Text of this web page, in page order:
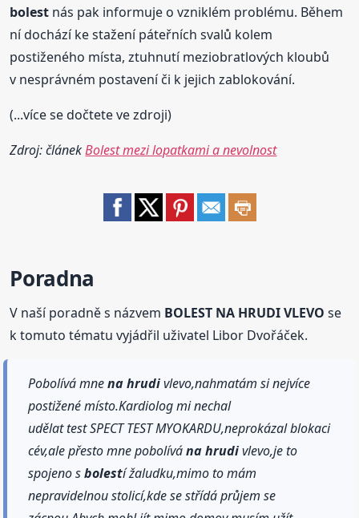
bolest nás pak informuje o vzniklém problému. Během
ní dochází ke stažení páteřních svalů kolem
postiženého místa, ztuhnutí meziobratlových kloubů
v nesprávném postavení či k jejich zablokování.
(...více se dočtete ve zdroji)
Zdroj: článekBolest mezi lopatkami a nevolnost
Poradna
V naší poradně s názvem BOLEST NA HRUDI VLEVO se
k tomuto tématu vyjádřil uživatel Libor Dvořáček.
Pobolívá mnena hrudivlevo,nahmatám si nejvíce
postižené místo.Kardiolog mi nechal
udělat test SPECT TEST MYOKARDU,neprokázal blokaci
cév,ale přesto mne pobolívána hrudivlevo,je to
spojeno sbolestí žaludku,mimo to mám
nepravidelnou stolicí,kde se střídá průjem se